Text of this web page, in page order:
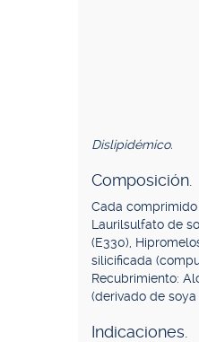
Dislipidémico.
Composición.
Cada
Laurilsulfato de
(E330),
silicificada
Recubrimiento:
(derivado de soya
Indicaciones.